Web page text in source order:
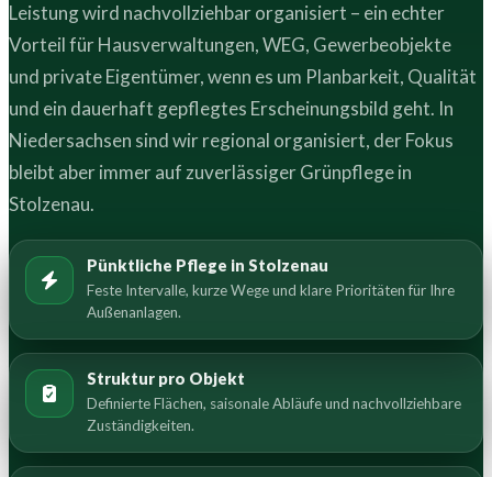
Leistung wird nachvollziehbar organisiert – ein echter
Vorteil für Hausverwaltungen, WEG, Gewerbeobjekte
und private Eigentümer, wenn es um Planbarkeit, Qualität
und ein dauerhaft gepflegtes Erscheinungsbild geht. In
Niedersachsen sind wir regional organisiert, der Fokus
bleibt aber immer auf zuverlässiger Grünpflege in
Stolzenau.
Pünktliche Pflege in Stolzenau
Feste Intervalle, kurze Wege und klare Prioritäten für Ihre
Außenanlagen.
Struktur pro Objekt
Definierte Flächen, saisonale Abläufe und nachvollziehbare
Zuständigkeiten.